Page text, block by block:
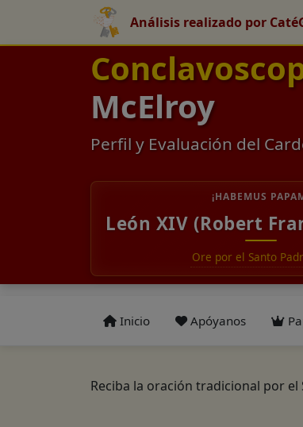
Análisis realizado por
McElroy
Perfil y Evaluación del
¡HABEMUS
León XIV (Robert
Ore por el Santo
Inicio Apóyanos
Reciba la oración tradicional por